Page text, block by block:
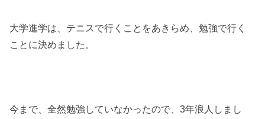
大学進学は、テニスで行くことをあきらめ、勉強で行く
ことに決めました。
今まで、全然勉強していなかったので、3年浪人しまし